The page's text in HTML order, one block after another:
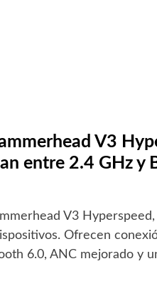
V3
entre 2.4 GHz y
V3
Ofrecen
6.0, ANC mejorado y